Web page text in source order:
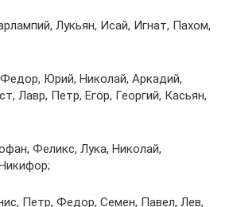
Лукьян, Исай, Игнат, Пахом,
Юрий, Николай, Аркадий,
Лавр, Петр, Егор, Георгий, Касьян,
Феликс, Лука, Николай,
Петр, Федор, Семен, Павел, Лев,